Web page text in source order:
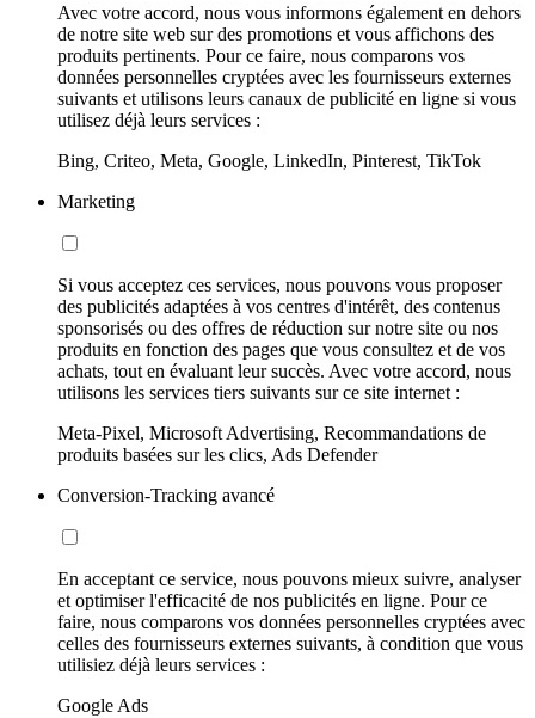
Avec votre accord, nous vous informons également en dehors
de notre site web sur des promotions et vous affichons des
produits pertinents. Pour ce faire, nous comparons vos
données personnelles cryptées avec les fournisseurs externes
suivants et utilisons leurs canaux de publicité en ligne si vous
utilisez déjà leurs services :
Bing, Criteo, Meta, Google, LinkedIn, Pinterest, TikTok
Marketing
Si vous acceptez ces services, nous pouvons vous proposer
des publicités adaptées à vos centres d'intérêt, des contenus
sponsorisés ou des offres de réduction sur notre site ou nos
produits en fonction des pages que vous consultez et de vos
achats, tout en évaluant leur succès. Avec votre accord, nous
utilisons les services tiers suivants sur ce site internet :
Meta-Pixel, Microsoft Advertising, Recommandations de
produits basées sur les clics, Ads Defender
Conversion-Tracking avancé
En acceptant ce service, nous pouvons mieux suivre, analyser
et optimiser l'efficacité de nos publicités en ligne. Pour ce
faire, nous comparons vos données personnelles cryptées avec
celles des fournisseurs externes suivants, à condition que vous
utilisiez déjà leurs services :
Google Ads